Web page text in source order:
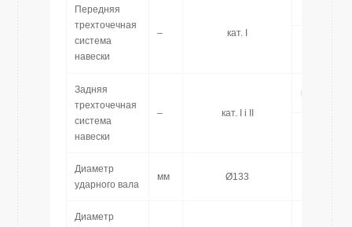
Передняя
трехточечная
система
навески
– кат. I
(опция)
Задняя
трехточечная
система
навески
– кат. I i II
кат. II i III
Диаметр
ударного вала
мм Ø133
Диаметр